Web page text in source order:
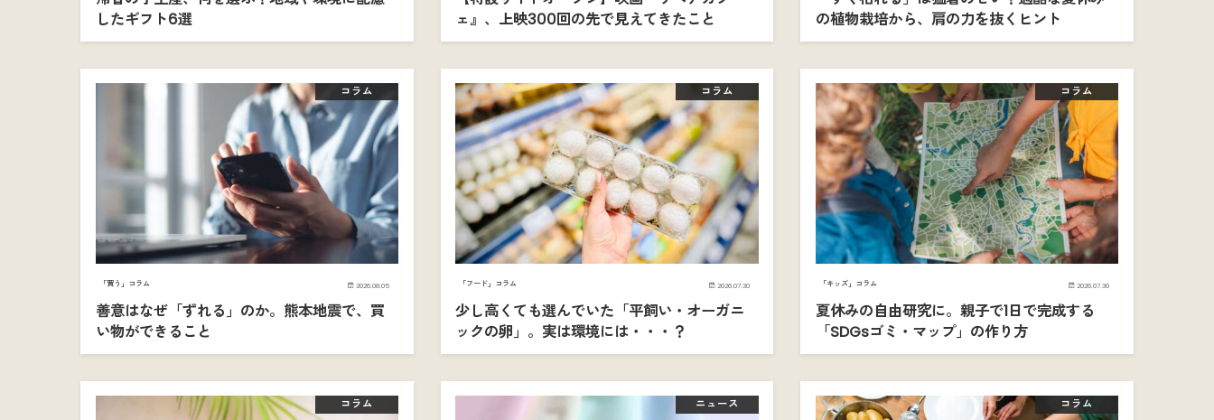
したギフト6選
ェ』、上映300回の先で見えてきたこと
の植物栽培から、肩の力を抜くヒント
コラム
「買う」コラム 2026.08.05
善意はなぜ「ずれる」のか。熊本地震で、買
い物ができること
コラム
「フード」コラム 2026.07.30
少し高くても選んでいた「平飼い・オーガニ
ックの卵」。実は環境には・・・？
コラム
「キッズ」コラム 2026.07.30
夏休みの自由研究に。親子で1日で完成する
「SDGsゴミ・マップ」の作り方
コラム ニュース コラム